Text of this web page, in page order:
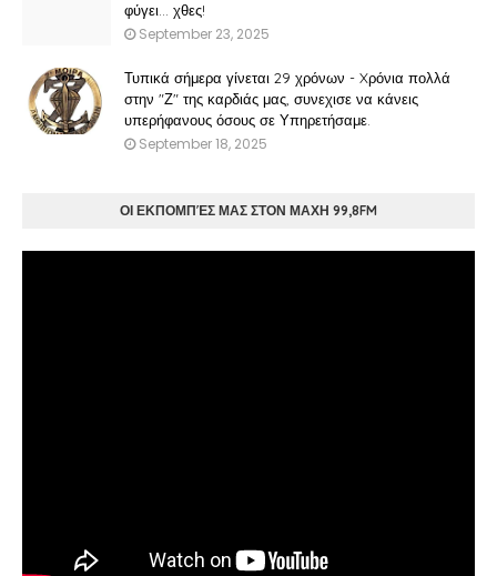
φύγει… χθες!
September 23, 2025
Τυπικά σήμερα γίνεται 29 χρόνων - Xρόνια πολλά
στην "Ζ" της καρδιάς μας, συνεχισε να κάνεις
υπερήφανους όσους σε Υπηρετήσαμε.
September 18, 2025
ΟΙ ΕΚΠΟΜΠΈΣ ΜΑΣ ΣΤΟΝ ΜΑΧΗ 99,8FM